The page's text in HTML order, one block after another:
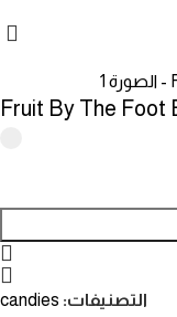
Fruit By The Foot
التصنيفات: candies